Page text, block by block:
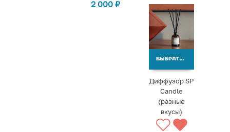
2 000 ₽
ВЫБРАТЬ ВАРИАНТЫ
Диффузор SP
Candle
(разные
вкусы)